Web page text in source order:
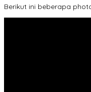
Berikut ini beberapa